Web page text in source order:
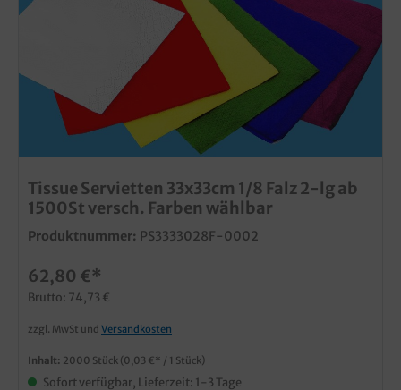
Tissue Servietten 33x33cm 1/8 Falz 2-lg ab
1500St versch. Farben wählbar
Produktnummer: PS3333028F-0002
62,80 €*
Brutto: 74,73 €
zzgl. MwSt und Versandkosten
Inhalt: 2000 Stück (0,03 €* / 1 Stück)
Sofort verfügbar, Lieferzeit: 1-3 Tage